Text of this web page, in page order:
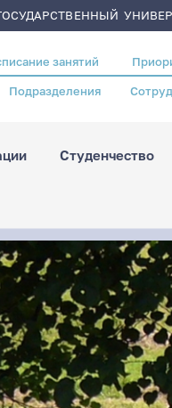
занятий
Подразделения
Студенчество